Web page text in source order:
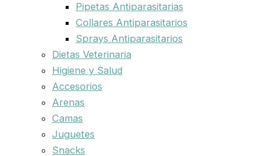
Pipetas Antiparasitarias
Collares Antiparasitarios
Sprays Antiparasitarios
Dietas Veterinaria
Higiene y Salud
Accesorios
Arenas
Camas
Juguetes
Snacks